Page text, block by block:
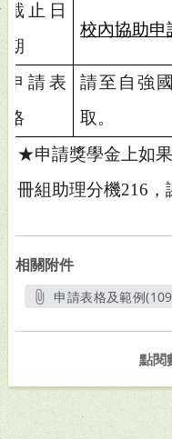
截止日
期
校內協助申
申請表
格
請至自強
取。
★申請獎學金上如
冊組助理分機216，
相關附件
申請表格及範例
點閱